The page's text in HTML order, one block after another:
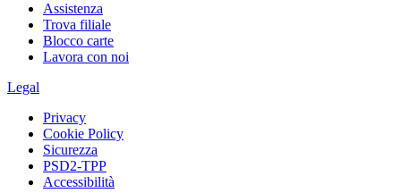
Assistenza
Trova filiale
Blocco carte
Lavora con noi
Legal
Privacy
Cookie Policy
Sicurezza
PSD2-TPP
Accessibilità